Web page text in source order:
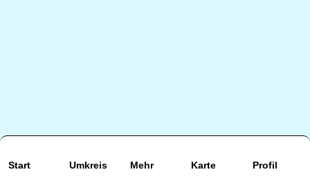
Start Umkreis Mehr Karte Profil